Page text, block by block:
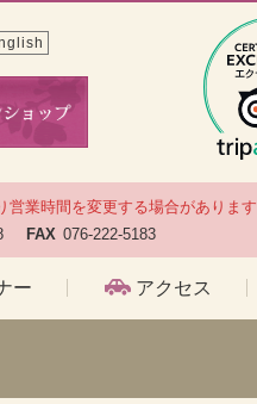
営業時間を変更する場合があります
FAX 076-222-5183
ー アクセス